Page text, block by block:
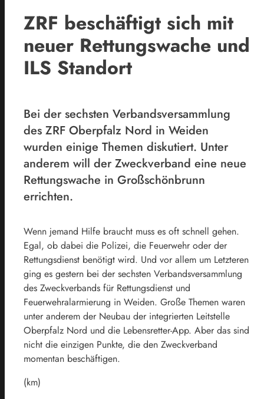
ZRF beschäftigt sich mit
neuer Rettungswache und
ILS Standort
Bei der sechsten Verbandsversammlung
des ZRF Oberpfalz Nord in Weiden
wurden einige Themen diskutiert. Unter
anderem will der Zweckverband eine neue
Rettungswache in Großschönbrunn
errichten.
Wenn jemand Hilfe braucht muss es oft schnell gehen.
Egal, ob dabei die Polizei, die Feuerwehr oder der
Rettungsdienst benötigt wird. Und vor allem um Letzteren
ging es gestern bei der sechsten Verbandsversammlung
des Zweckverbands für Rettungsdienst und
Feuerwehralarmierung in Weiden. Große Themen waren
unter anderem der Neubau der integrierten Leitstelle
Oberpfalz Nord und die Lebensretter-App. Aber das sind
nicht die einzigen Punkte, die den Zweckverband
momentan beschäftigen.
(km)